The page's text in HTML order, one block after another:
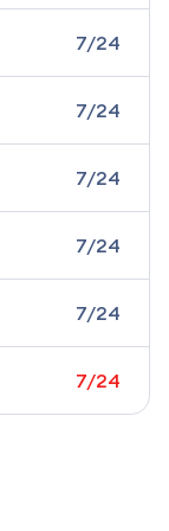
7/24
7/24
7/24
7/24
7/24
7/24